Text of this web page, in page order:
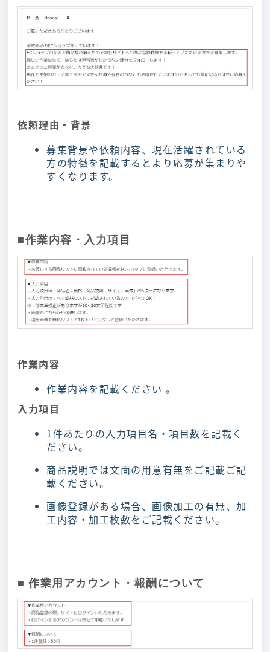
依頼理由・背景
募集背景や依頼内容、現在活躍されている
方の特徴を記載するとより応募が集まりや
すくなります。
■作業内容・入力項目
作業内容
作業内容を記載ください 。
入力項目
1件あたりの入力項目名・項目数を記載く
ださい。
商品説明では文面の用意有無をご記載ご記
載ください。
画像登録がある場合、画像加工の有無、加
工内容・加工枚数をご記載ください。
■ 作業用アカウント・報酬について